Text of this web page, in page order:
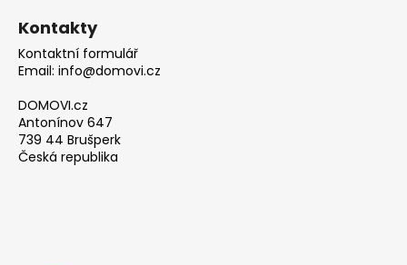
Kontakty
Kontaktní formulář
Email: info@domovi.cz
DOMOVI.cz
Antonínov 647
739 44 Brušperk
Česká republika